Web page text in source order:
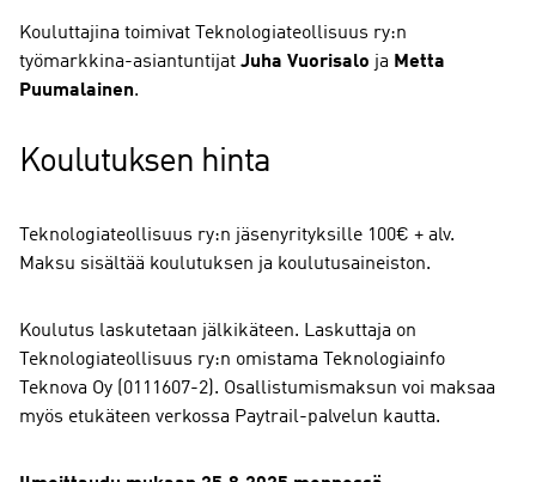
Kouluttajina toimivat Teknologiateollisuus ry:n
työmarkkina-asiantuntijat Juha Vuorisalo ja Metta
Puumalainen.
Koulutuksen hinta
Teknologiateollisuus ry:n jäsenyrityksille 100€ + alv.
Maksu sisältää koulutuksen ja koulutusaineiston.
Koulutus laskutetaan jälkikäteen. Laskuttaja on
Teknologiateollisuus ry:n omistama Teknologiainfo
Teknova Oy (0111607-2). Osallistumismaksun voi maksaa
myös etukäteen verkossa Paytrail-palvelun kautta.